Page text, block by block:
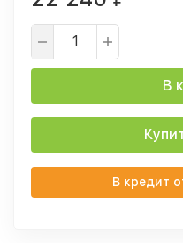
В
В кредит